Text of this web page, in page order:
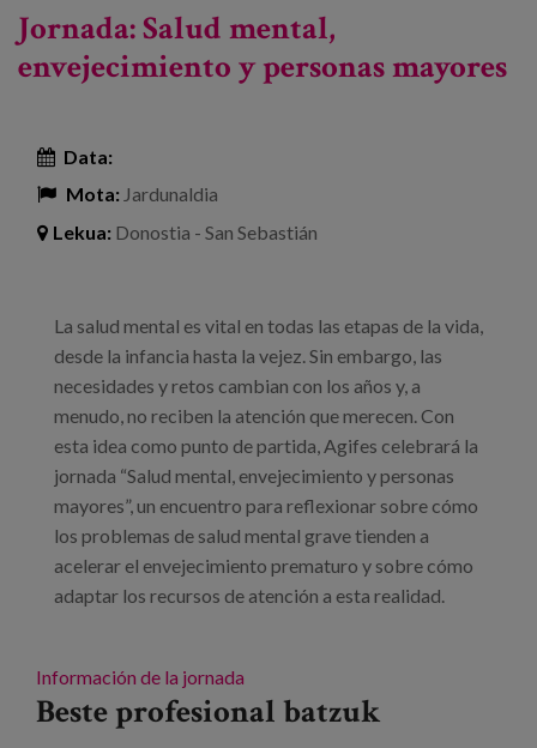
cuidados que queremos -ri buruz
Jornada: Salud mental,
envejecimiento y personas mayores
Data:
Mota: Jardunaldia
Lekua: Donostia - San Sebastián
La salud mental es vital en todas las etapas de la vida,
desde la infancia hasta la vejez. Sin embargo, las
necesidades y retos cambian con los años y, a
menudo, no reciben la atención que merecen. Con
esta idea como punto de partida, Agifes celebrará la
jornada “Salud mental, envejecimiento y personas
mayores”, un encuentro para reflexionar sobre cómo
los problemas de salud mental grave tienden a
acelerar el envejecimiento prematuro y sobre cómo
adaptar los recursos de atención a esta realidad.
Información de la jornada
Beste profesional batzuk